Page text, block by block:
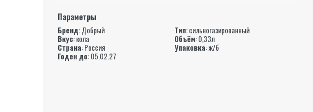
Параметры
Бренд:Добрый Тип: сильногазированный
Вкус: кола Объём: 0,33л
Страна: Россия Упаковка: ж/б
Годен до: 05.02.27